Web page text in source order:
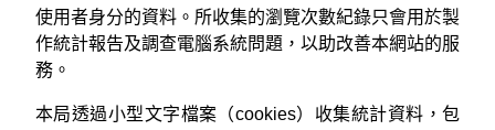
使用者身分的資料。所收集的瀏覽次數紀錄只會用於製
作統計報告及調查電腦系統問題，以助改善本網站的服
務。
本局透過小型文字檔案（cookies）收集統計資料，包